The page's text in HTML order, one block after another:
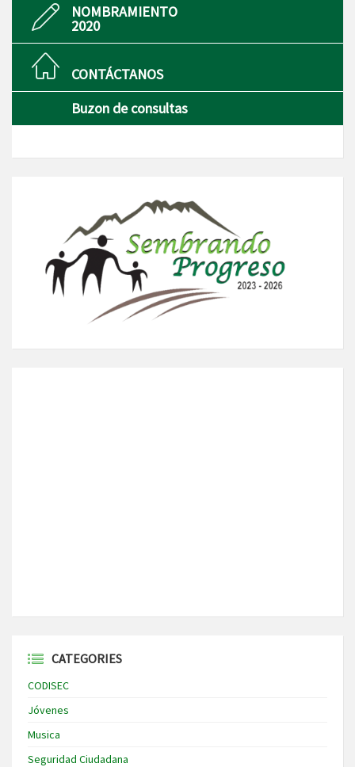
NOMBRAMIENTO
2020
CONTÁCTANOS
Buzon de consultas
CATEGORIES
CODISEC
Jóvenes
Musica
Seguridad Ciudadana